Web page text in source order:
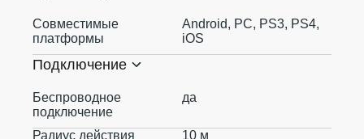
Совместимые
платформы
Android, PC, PS3, PS4,
iOS
Подключение
Беспроводное
подключение
да
Радиус действия 10 м